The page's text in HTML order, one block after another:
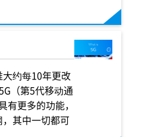
约每10年更改
（第5代移动通
有更多的功能，
其中一切都可